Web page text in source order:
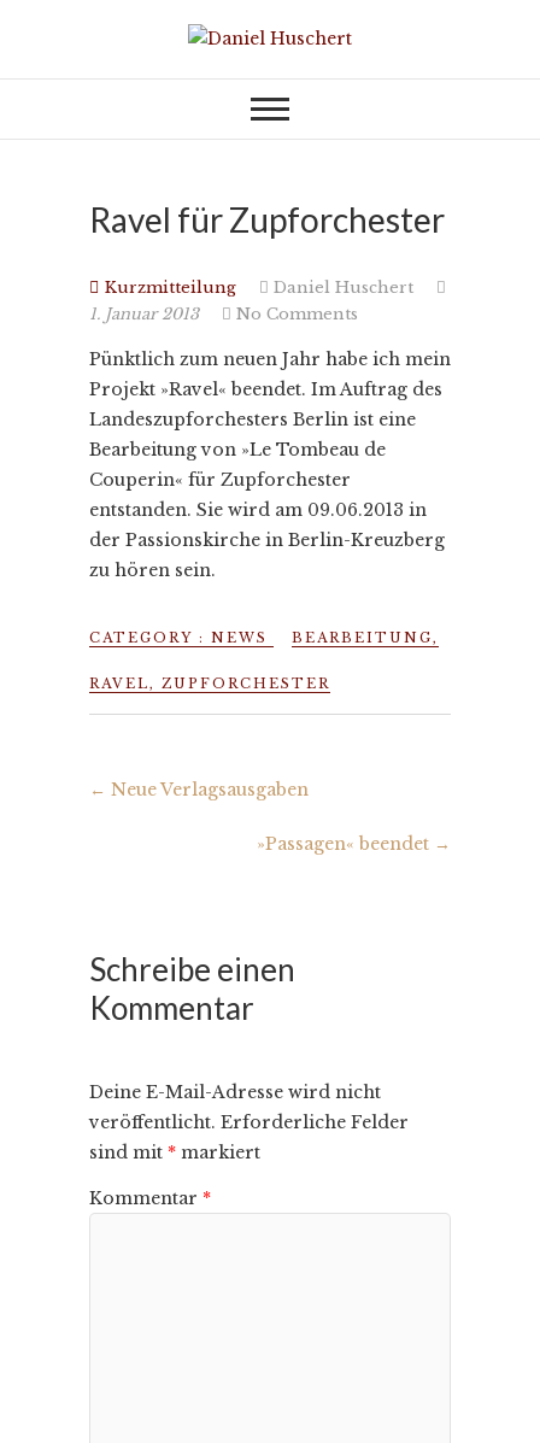
content
Daniel Huschert
Ravel für Zupforchester
Kurzmitteilung
Daniel Huschert
1. Januar 2013
No Comments
Pünktlich zum neuen Jahr habe ich mein
Projekt »Ravel« beendet. Im Auftrag des
Landeszupforchesters Berlin ist eine
Bearbeitung von »Le Tombeau de
Couperin« für Zupforchester
entstanden. Sie wird am 09.06.2013 in
der Passionskirche in Berlin-Kreuzberg
zu hören sein.
CATEGORY : NEWS BEARBEITUNG,
RAVEL, ZUPFORCHESTER
← Neue Verlagsausgaben
»Passagen« beendet →
Schreibe einen
Kommentar
Deine E-Mail-Adresse wird nicht
veröffentlicht. Erforderliche Felder
sind mit * markiert
Kommentar *